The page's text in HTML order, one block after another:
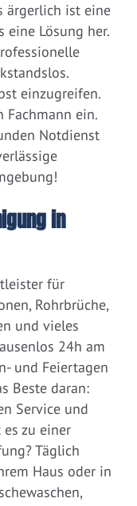
ärgerlich ist eine
eine Lösung her.
einzugreifen.
Fachmann ein.
Notdienst
in
für
Rohrbrüche,
und vieles
24h am
und Feiertagen
Beste daran:
Service und
zu einer
Täglich
Haus oder in